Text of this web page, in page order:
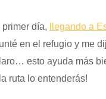
día, llegando a
en el refugio y me
esto ayuda más
ruta lo entenderás!